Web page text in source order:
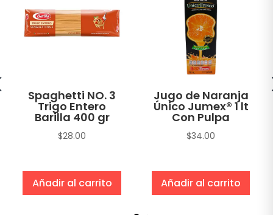
Spaghetti NO. 3
Trigo Entero
Barilla 400 gr
$28.00
Añadir al carrito
Jugo de Naranja
Único Jumex® 1 lt
Con Pulpa
$34.00
Añadir al carrito